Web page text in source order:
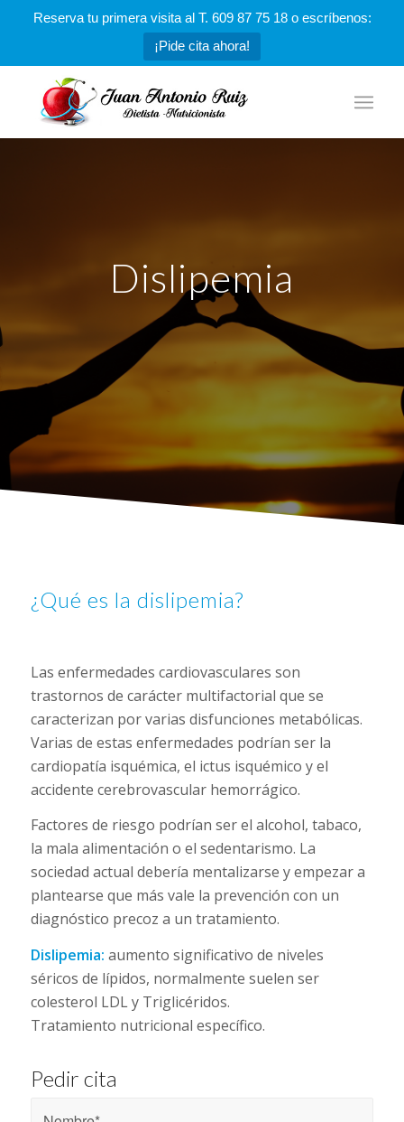
Reserva tu primera visita al T. 609 87 75 18 o escríbenos:
¡Pide cita ahora!
Dislipemia
¿Qué es la dislipemia?
Las enfermedades cardiovasculares son
trastornos de carácter multifactorial que se
caracterizan por varias disfunciones metabólicas.
Varias de estas enfermedades podrían ser la
cardiopatía isquémica, el ictus isquémico y el
accidente cerebrovascular hemorrágico.
Factores de riesgo podrían ser el alcohol, tabaco,
la mala alimentación o el sedentarismo. La
sociedad actual debería mentalizarse y empezar a
plantearse que más vale la prevención con un
diagnóstico precoz a un tratamiento.
Dislipemia: aumento significativo de niveles
séricos de lípidos, normalmente suelen ser
colesterol LDL y Triglicéridos.
Tratamiento nutricional específico.
Pedir cita